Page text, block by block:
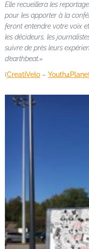
Elle recueillera les
pour les apporter à la
feront entendre votre voix
les décideurs, les
suivre de près leurs
d’earthbeat.»
(CreatiVelo –